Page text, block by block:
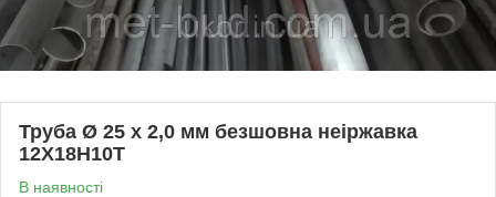
Труба Ø 25 х 2,0 мм безшовна неіржавка
12Х18Н10Т
В наявності